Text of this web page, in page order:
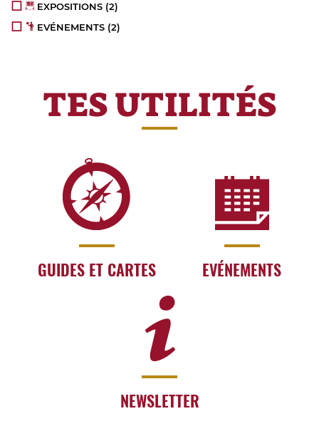
EXPOSITIONS (2)
EVÉNEMENTS (2)
TES UTILITÉS
GUIDES ET CARTES EVÉNEMENTS
NEWSLETTER